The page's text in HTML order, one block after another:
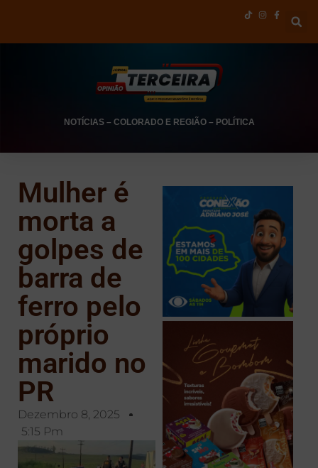
NOTÍCIAS– COLORADO E REGIÃO– POLÍTICA
Mulher é
morta a
golpes de
barra de
ferro pelo
próprio
marido no
PR
Dezembro 8, 2025
5:15 Pm